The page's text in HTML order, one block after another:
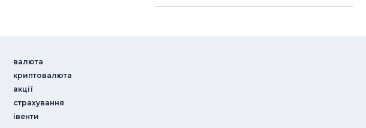
валюта
криптовалюта
акції
страхування
iвенти